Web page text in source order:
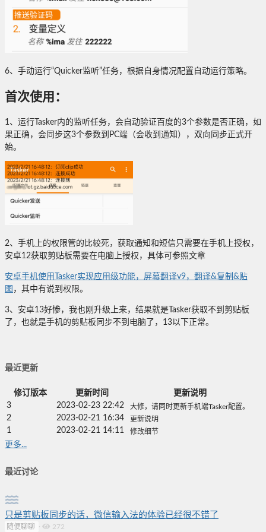
6、手动运行“Quicker监听”任务，根据自身情况配置自动运行策略。
首次使用：
1、运行Tasker内的监听任务，会自动验证百度的3个参数是否正确，如
果正确，会同步这3个参数到PC端（会收到通知），双向同步正式开
始。
2、手机上的权限管的比较死，获取通知和短信只需要在手机上授权，
安卓12获取剪贴板需要在电脑上授权，具体可参照文章
安卓手机使用Tasker实现应用级功能，屏幕翻译v9，翻译&复制&贴
图 ，其中有说到权限。
3、安卓13好惨，我也刚升级上来，结果就是Tasker获取不到剪贴板
了，也就是手机的剪贴板同步不到电脑了，13以下正常。
最近更新
修订版本 更新时间
更新说明
3
2023-02-23 22:42 大修，请同时更新手机端Tasker配置。
2 2023-02-21 16:34 更新说明
1 2023-02-21 14:11 修改细节
更多...
最近讨论
只是剪贴板同步的话，微信输入法的体验已经很不错了
随便聊聊 ·
272